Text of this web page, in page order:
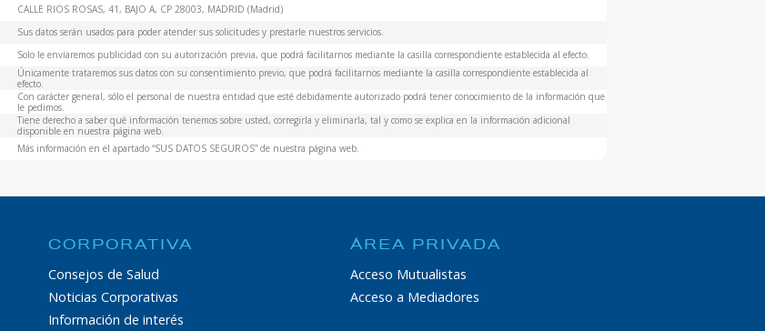
CALLE RIOS ROSAS, 41, BAJO A, CP 28003, MADRID (Madrid)
Sus datos serán usados para poder atender sus solicitudes y prestarle nuestros servicios.
Solo le enviaremos publicidad con su autorización previa, que podrá facilitarnos mediante la casilla correspondiente establecida al efecto.
Únicamente trataremos sus datos con su consentimiento previo, que podrá facilitarnos mediante la casilla correspondiente establecida al
efecto.
Con carácter general, sólo el personal de nuestra entidad que esté debidamente autorizado podrá tener conocimiento de la información que
le pedimos.
Tiene derecho a saber qué información tenemos sobre usted, corregirla y eliminarla, tal y como se explica en la información adicional
disponible en nuestra página web.
Más información en el apartado “SUS DATOS SEGUROS” de nuestra página web.
CORPORATIVA
Consejos de Salud
Noticias Corporativas
Información de interés
ÁREA PRIVADA
Acceso Mutualistas
Acceso a Mediadores